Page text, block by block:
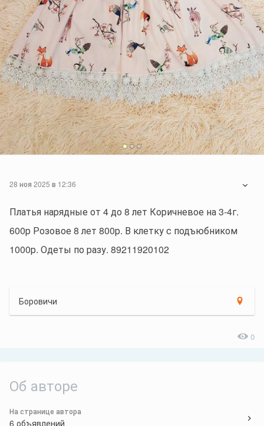
28 ноя 2025 в 12:36
Платья нарядные от 4 до 8 лет Коричневое на 3-4г.
600р Розовое 8 лет 800р. В клетку с подъюбником
1000р. Одеты по разу. 89211920102
Боровичи
0
Об авторе
На странице автора
6 объявлений